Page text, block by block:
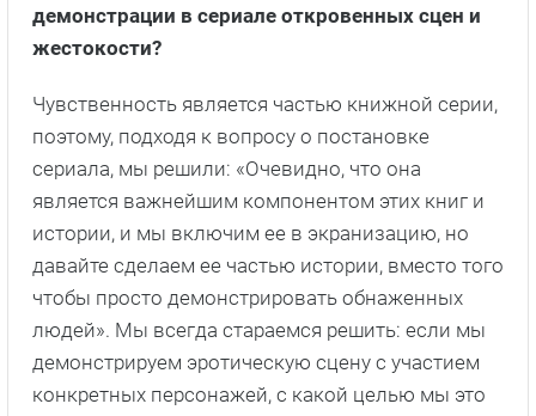
Прямая речь
Рассказывает создатель «Чужестранки»
Рональд Д. Мур
Как удается соблюдать умеренность в вопросе
демонстрации в сериале откровенных сцен и